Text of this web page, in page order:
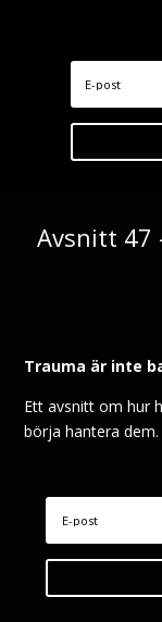
Avsnitt 47
Trauma är inte
Ett avsnitt om hur
börja hantera dem.